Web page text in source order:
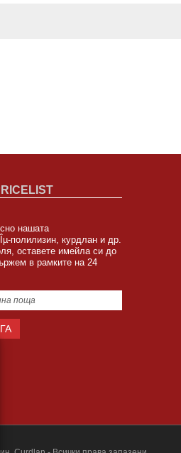
нашата
полилизин, курдлан и др.
оставете имейла си до
в рамките на 24
Zipin Biotech ще присъства на FISA в Сао
Пауло, Бразилия
от 8 до 10 август, а номерът на